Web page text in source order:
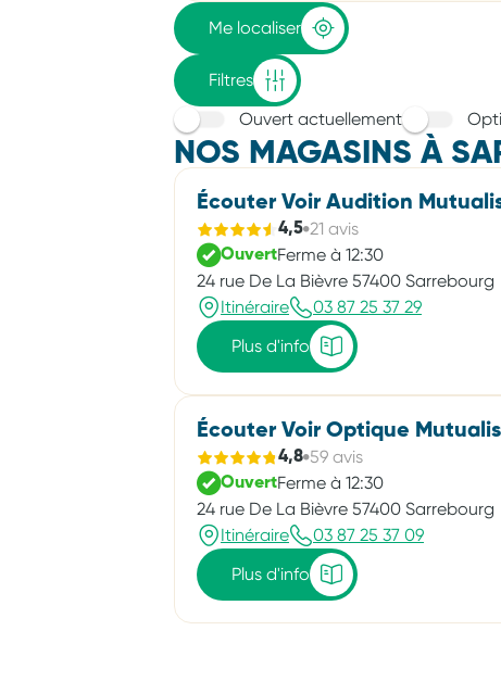
adresse
Me localiser
Filtres
Ouvert actuellement
NOS MAGASINS À
Écouter Voir Audition
4,5 21 avis
OuvertFerme à 12:30
24 rue De La Bièvre 57400 Sarrebourg
Itinéraire
03 87 25 37 29
Plus d'info
Écouter Voir Optique
4,8 59 avis
OuvertFerme à 12:30
24 rue De La Bièvre 57400 Sarrebourg
Itinéraire
03 87 25 37 09
Plus d'info